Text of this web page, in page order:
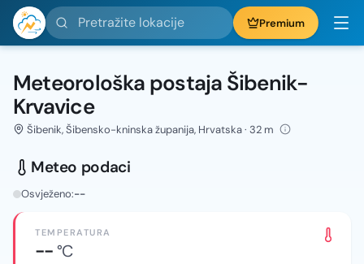
Pretražite lokacije Premium
Meteorološka postaja Šibenik-
Krvavice
Šibenik, Šibensko-kninska županija, Hrvatska · 32 m
Meteo podaci
Osvježeno:--
TEMPERATURA
--°C